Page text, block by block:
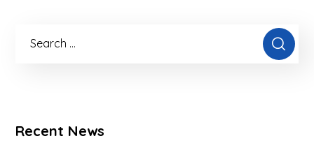
Recent News